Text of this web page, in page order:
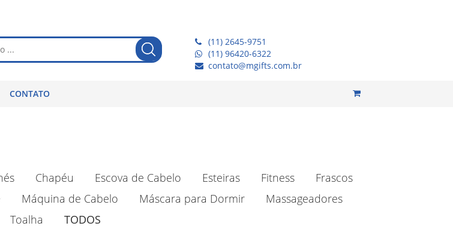
(11) 2645-9751
(11) 96420-6322
contato@mgifts.com.br
CONTATO
Chapéu Escova de Cabelo Esteiras Fitness
Frascos
Máquina de Cabelo Máscara para Dormir
Massageadores
Toalha TODOS